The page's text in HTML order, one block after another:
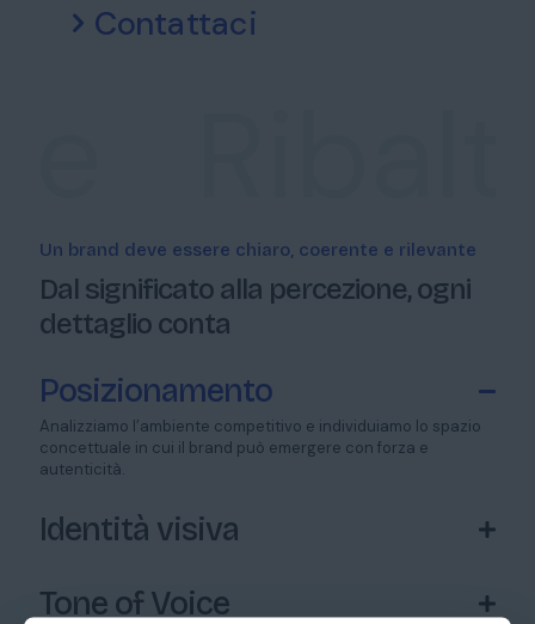
Contattaci
Un brand deve essere chiaro, coerente e rilevante
Dal significato alla percezione, ogni
dettaglio conta
Posizionamento
Analizziamo l’ambiente competitivo e individuiamo lo spazio
concettuale in cui il brand può emergere con forza e
autenticità.
Identità visiva
Tone of Voice